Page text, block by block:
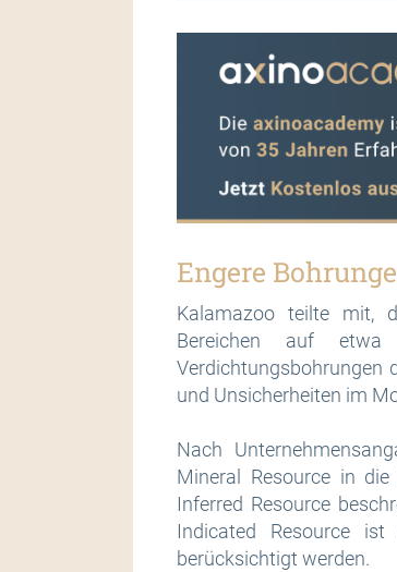
Engere
Kalamazoo teilte mit,
Bereichen auf
Verdichtungsbohrungen
und Unsicherheiten im
Nach
Mineral Resource in
Inferred Resource
Indicated Resource
berücksichtigt werden.